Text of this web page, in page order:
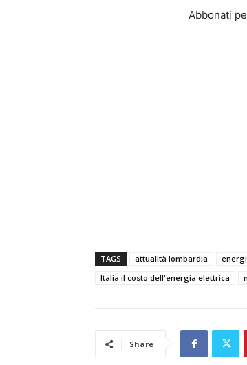
Abbonati
TAGS attualità lombardia
Italia il costo dell'energia elettrica
Share